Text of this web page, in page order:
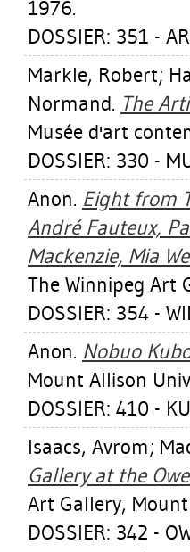
1976.
DOSSIER: 351 -
Markle, Robert;
Normand. The
Musée d'art
DOSSIER: 330 -
Anon. Eight from
André Fauteux,
Mackenzie, Mia
The Winnipeg Art
DOSSIER: 354 -
Anon. Nobuo
Mount Allison
DOSSIER: 410 -
Isaacs, Avrom;
Gallery at the
Art Gallery,
DOSSIER: 342 -